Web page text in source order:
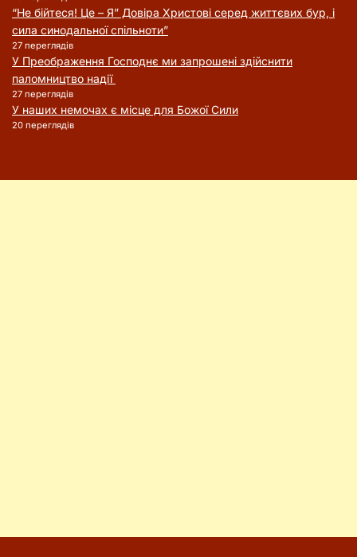
“Не бійтеся! Це – Я” Довіра Христові серед життєвих бур, і
сила синодальної спільноти”
27 переглядів
У Преображення Господнє ми запрошені здійснити
паломництво надії
27 переглядів
У наших немочах є місце для Божої Сили
20 переглядів